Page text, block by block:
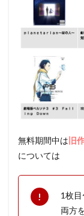
無料期間中は 旧
については
1枚
両方